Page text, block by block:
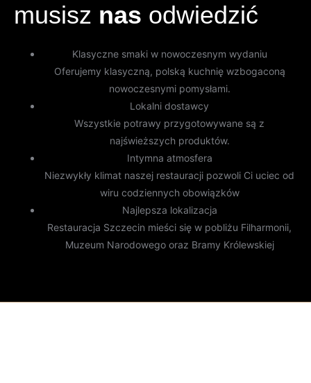
musisz nas odwiedzić
Klasyczne smaki w nowoczesnym wydaniu
Oferujemy klasyczną, polską kuchnię wzbogaconą
nowoczesnymi pomysłami.
Lokalni dostawcy
Wszystkie potrawy przygotowywane są z
najświeższych produktów.
Intymna atmosfera
Niezwykły klimat naszej restauracji pozwoli Ci uciec od
wiru codziennych obowiązków
Najlepsza lokalizacja
Restauracja Szczecin mieści się w pobliżu Filharmonii,
Muzeum Narodowego oraz Bramy Królewskiej